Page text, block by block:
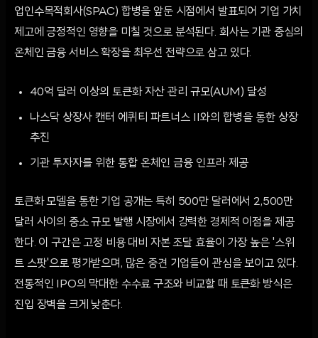
업인수목적회사(SPAC) 합병을 앞둔 시점에서 발표되어 기업 가치
제고에 긍정적인 영향을 미칠 것으로 분석된다. 회사는 기관 중심의
온체인 금융 서비스 확장을 최우선 전략으로 삼고 있다.
40억 달러 이상의 토큰화 자산 관리 규모(AUM) 달성
나스닥 상장사 캔터 에퀴티 파트너스 II와의 합병을 통한 상장
추진
기관 투자자를 위한 통합 온체인 금융 인프라 제공
토큰화 모델을 통한 기업 공개는 특히 500만 달러에서 2,500만
달러 사이의 중소 규모 발행 시장에서 강력한 경제적 이점을 제공
한다. 이 구간은 고정 비용 대비 자본 조달 효율이 가장 높은 '스위
트 스팟'으로 평가받으며, 많은 중견 기업들이 관심을 보이고 있다.
전통적인 IPO의 막대한 수수료 구조와 비교할 때 토큰화 방식은
진입 장벽을 크게 낮춘다.